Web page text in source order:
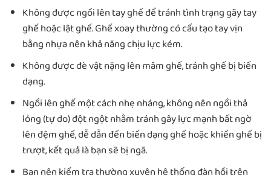
Không được ngồi lên tay ghế để tránh tình trạng gãy tay
ghế hoặc lật ghế. Ghế xoay thường có cấu tạo tay vịn
bằng nhựa nên khả năng chịu lực kém.
Không được đè vật nặng lên mâm ghế, tránh ghế bị biến
dạng.
Ngồi lên ghế một cách nhẹ nháng, không nên ngồi thả
lỏng (tự do) đột ngột nhằm tránh gây lực mạnh bất ngờ
lên đệm ghế, dễ dẫn đến biến dạng ghế hoặc khiến ghế bị
trượt, kết quả là bạn sẽ bị ngã.